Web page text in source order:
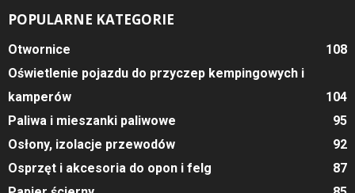
POPULARNE KATEGORIE
Otwornice
108
Oświetlenie pojazdu do przyczep kempingowych i
kamperów
104
Paliwa i mieszanki paliwowe
95
Osłony, izolacje przewodów
92
Osprzęt i akcesoria do opon i felg
87